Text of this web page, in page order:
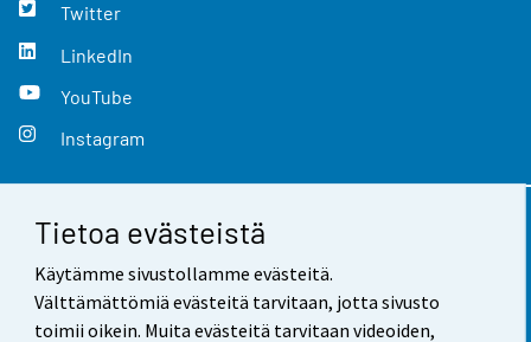
Tietoa evästeistä
Käytämme sivustollamme evästeitä.
Välttämättömiä evästeitä tarvitaan, jotta sivusto
toimii oikein. Muita evästeitä tarvitaan videoiden,
Twitter
LinkedIn
YouTube
Instagram
Yhteystiedot
Palaute
Käyttöehdot